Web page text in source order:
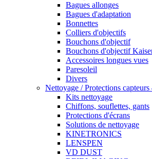
Bagues allonges
Bagues d'adaptation
Bonnettes
Colliers d'objectifs
Bouchons d'objectif
Bouchons d'objectif
Accessoires longues vues
Paresoleil
Divers
Nettoyage / Protections
Kits nettoyage
Chiffons, souflettes, gants
Protections d'écrans
Solutions de nettoyage
KINETRONICS
LENSPEN
VD DUST